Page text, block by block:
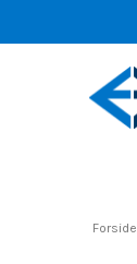
Forside